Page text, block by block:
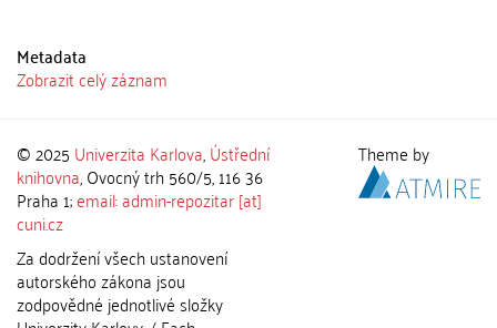
Metadata
Zobrazit celý záznam
© 2025 Univerzita Karlova,Ústřední
knihovna, Ovocný trh 560/5, 116 36
Praha 1;email: admin-repozitar [at]
cuni.cz
Za dodržení všech ustanovení
autorského zákona jsou
zodpovědné jednotlivé složky
Theme by